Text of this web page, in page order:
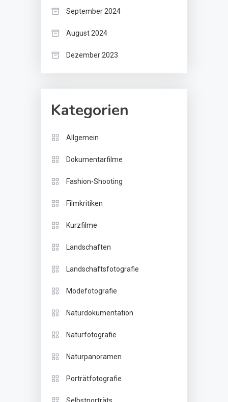
September 2024
August 2024
Dezember 2023
Kategorien
Allgemein
Dokumentarfilme
Fashion-Shooting
Filmkritiken
Kurzfilme
Landschaften
Landschaftsfotografie
Modefotografie
Naturdokumentation
Naturfotografie
Naturpanoramen
Porträtfotografie